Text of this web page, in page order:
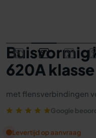
Buisvormig
620A klasse
met flensverbindingen
Google
Levertijd op aanvraag